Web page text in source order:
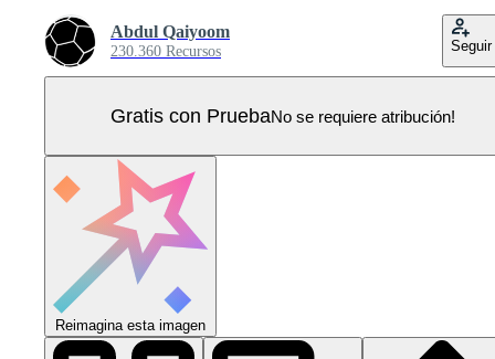
Abdul Qaiyoom
230.360 Recursos Seguir
Gratis con PruebaNo se requiere atribución!
Reimagina esta imagen